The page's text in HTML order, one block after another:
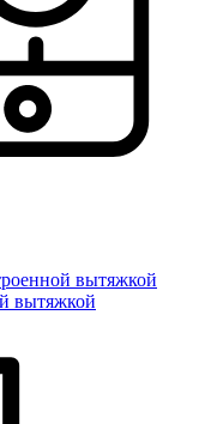
вытяжкой
вытяжкой